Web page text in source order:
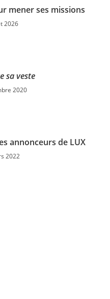
mener ses missions
2026
sa veste
2020
annonceurs de LUX
2022